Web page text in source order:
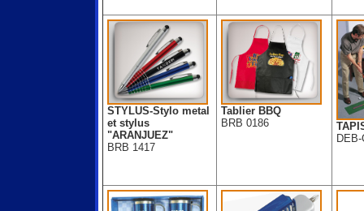
STYLUS-Stylo metal
et stylus
"ARANJUEZ"
BRB 1417
Tablier BBQ
BRB 0186